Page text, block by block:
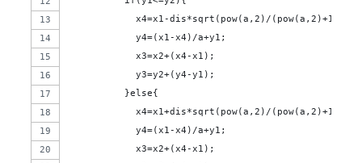
            x4=x1-dis*sqrt(pow(a,2)/(pow(a,2)+1));
            y4=(x1-x4)/a+y1;
            x3=x2+(x4-x1);
            y3=y2+(y4-y1);
          }else{
            x4=x1+dis*sqrt(pow(a,2)/(pow(a,2)+1));
            y4=(x1-x4)/a+y1;
            x3=x2+(x4-x1);